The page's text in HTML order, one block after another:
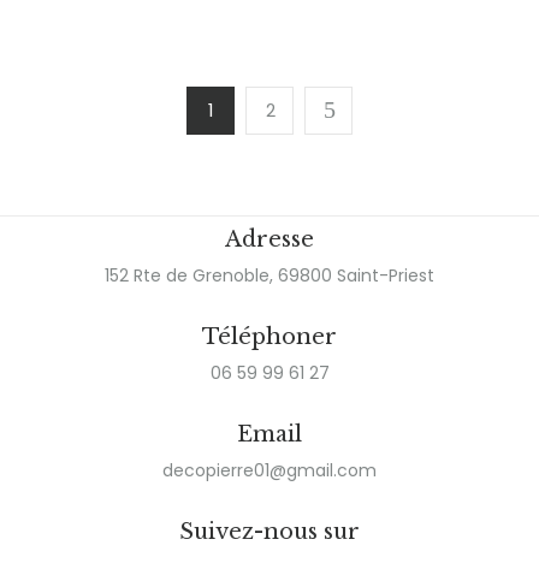
1 2
Adresse
152 Rte de Grenoble, 69800 Saint-Priest
Téléphoner
06 59 99 61 27
Email
decopierre01@gmail.com
Suivez-nous sur